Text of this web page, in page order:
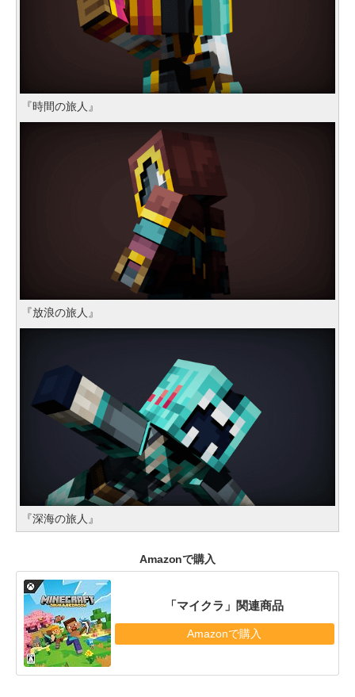
『時間の旅人』
『放浪の旅人』
『深海の旅人』
Amazonで購入
「マイクラ」関連商品
Amazonで購入